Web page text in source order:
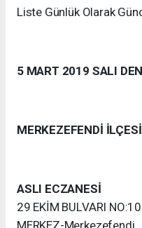
Liste Günlük Olarak
5 MART 2019 SALI
MERKEZEFENDİ
ASLI ECZANESİ
29 EKİM BULVARI
MERKEZ-Merkezefendi